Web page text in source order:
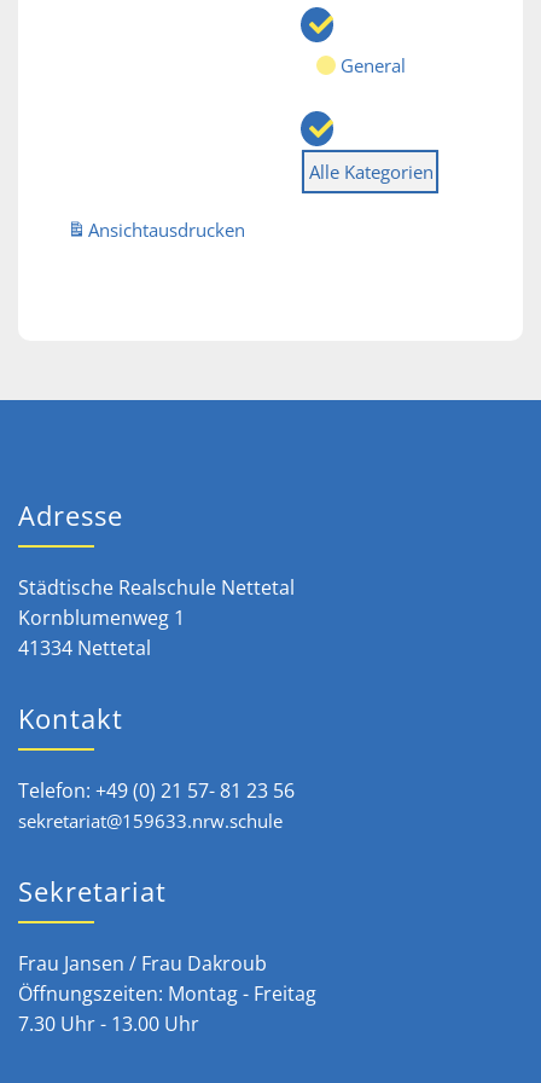
General
Alle Kategorien
Ansichtausdrucken
Adresse
Städtische Realschule Nettetal
Kornblumenweg 1
41334 Nettetal
Kontakt
Telefon: +49 (0) 21 57- 81 23 56
sekretariat@159633.nrw.schule
Sekretariat
Frau Jansen / Frau Dakroub
Öffnungszeiten: Montag - Freitag
7.30 Uhr - 13.00 Uhr